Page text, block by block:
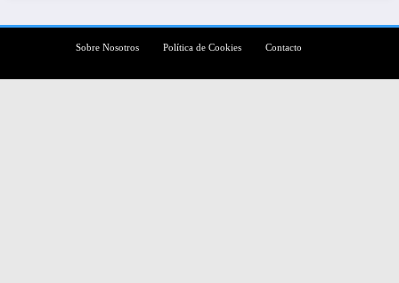
Sobre Nosotros Política de Cookies Contacto